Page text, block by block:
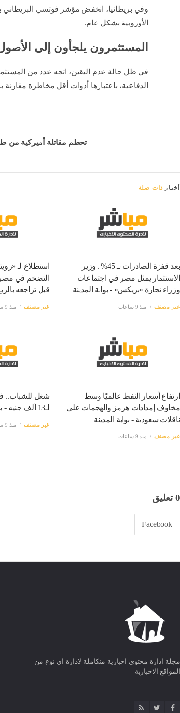
الأوروبية بشكل عام.
المستثمرون يلجأون إلى
في ظل حالة عدم اليقين، اتجه عدد من
الدفاعية، باعتبارها أدوات أقل مخاطرة مقارنة
تحطم مقاتلة أميركية من طراز "إف-35" -
أخبار ذات صلة
بعد قفزة الصادرات بـ 45%.. وزير
الاستثمار يمثل مصر في اجتماعات
وزراء تجارة «بريكس» - بوابة المدينة
غير مصنف منذ 9 ساعات
استطلاع لـ
قبل تراجعه
غير مصنف منذ 9 ساعات
ارتفاع أسعار النفط عالميًا وسط
مخاوف إمدادات هرمز والهجمات على
ناقلات سعودية - بوابة المدينة
غير مصنف منذ 9 ساعات
شغل للشباب..
لـ13 ألف جنيه - بوابة المدينة
غير مصنف منذ 9 ساعات
0 تعليق
Facebook
مجلة ادارة محتوى اخبارية متكاملة لادارة اى نوع من
المواقع الاخبارية